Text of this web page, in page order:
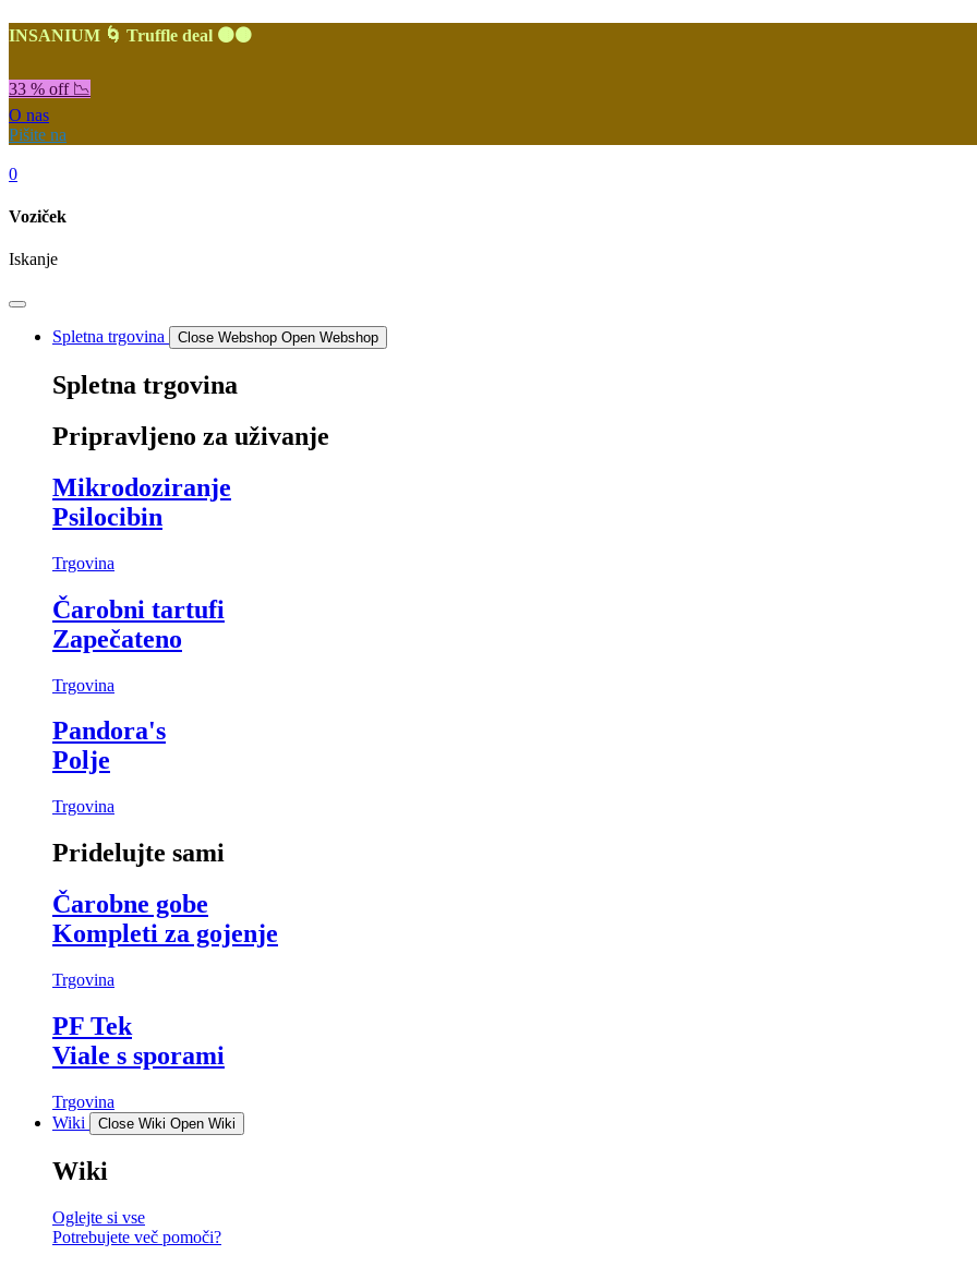
INSANIUM 🌀 Truffle deal 🟤🟤
33 % off 📉
O nas
Pišite na
0
Voziček
Iskanje
Spletna trgovina Close Webshop Open Webshop
Spletna trgovina
Pripravljeno za uživanje
Mikrodoziranje
Psilocibin
Trgovina
Čarobni tartufi
Zapečateno
Trgovina
Pandora's
Polje
Trgovina
Pridelujte sami
Čarobne gobe
Kompleti za gojenje
Trgovina
PF Tek
Viale s sporami
Trgovina
Wiki
Close Wiki Open Wiki
Wiki
Oglejte si vse
Potrebujete več pomoči?